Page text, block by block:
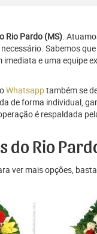
Rio Pardo (MS).
Sabemos
e uma equipe
Whatsapptambém se
de forma individual,
é respaldada
do Rio
ver mais opções,